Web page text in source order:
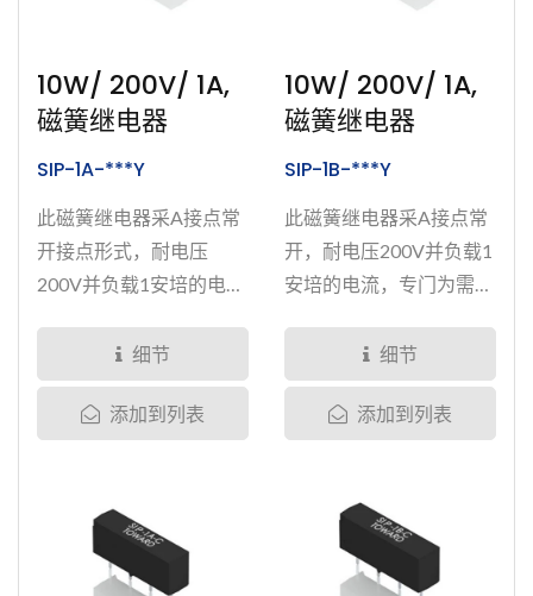
10W/ 200V/ 1A,
磁簧继电器
SIP-1A-***Y
此磁簧继电器采A接点常
开接点形式，耐电压
200V并负载1安培的电
12V、24V的选择。产品
均经过完整密封。为加强
并确保产品的耐用性，我
上。产品均通过多种完整
测试。测试项目包括磁簧
开关玻璃管强度测试、接
细节
添加到列表
10W/ 200V/ 1A,
磁簧继电器
SIP-1B-***Y
此磁簧继电器采A接点常
开，耐电压200V并负载1
安培的电流，专门为需要
场设计。提供线圈电压
5V、12V、24V的选择。
产品均经过完整密封。为
铱、铂和钨于磁簧开关的
接点上。产品均通过多种
完整测试，包含:...
细节
添加到列表